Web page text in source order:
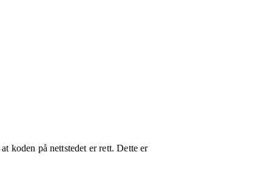
koden på nettstedet er rett. Dette er